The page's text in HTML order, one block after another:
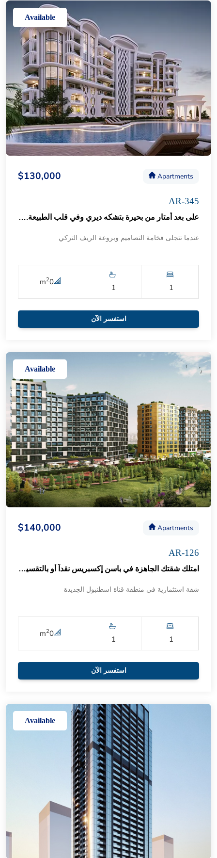
Available
Apartments
$130,000
AR-345
على بعد أمتار من بحيرة بتشكه ديري وفي قلب الطبيعة.. مشروع فاخر في أزميت 76
عندما تتجلى فخامة التصاميم وبروعة الريف التركي
1
1
0
m2
استفسر الآن
Available
Apartments
$140,000
AR-126
امتلك شقتك الجاهزة في باسن إكسبريس نقداً أو بالتقسيط 53
شقة استثمارية في منطقة قناة اسطنبول الجديدة
1
1
0
m2
استفسر الآن
Available